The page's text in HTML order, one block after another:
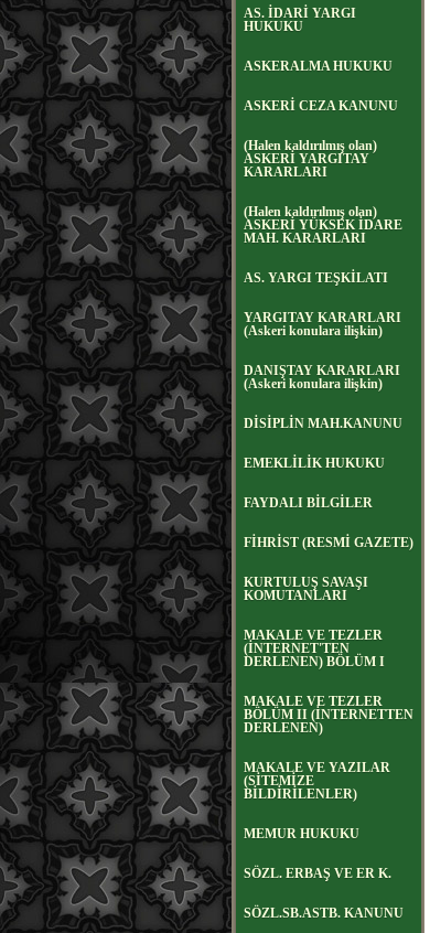
AS. İDARİ YARGI
HUKUKU
ASKERALMA HUKUKU
ASKERİ CEZA KANUNU
(Halen kaldırılmış olan)
ASKERİ YARGITAY
KARARLARI
(Halen kaldırılmış olan)
ASKERİ YÜKSEK İDARE
MAH. KARARLARI
AS. YARGI TEŞKİLATI
YARGITAY KARARLARI
(Askeri konulara ilişkin)
DANIŞTAY KARARLARI
(Askeri konulara ilişkin)
DİSİPLİN MAH.KANUNU
EMEKLİLİK HUKUKU
FAYDALI BİLGİLER
FİHRİST (RESMİ GAZETE)
KURTULUŞ SAVAŞI
KOMUTANLARI
MAKALE VE TEZLER
(İNTERNET'TEN
DERLENEN) BÖLÜM I
MAKALE VE TEZLER
BÖLÜM II (İNTERNETTEN
DERLENEN)
MAKALE VE YAZILAR
(SİTEMİZE
BİLDİRİLENLER)
MEMUR HUKUKU
SÖZL. ERBAŞ VE ER K.
SÖZL.SB.ASTB. KANUNU